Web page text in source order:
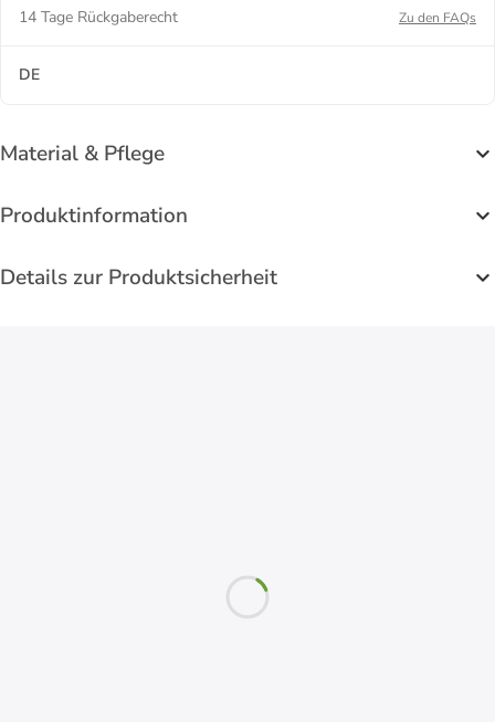
14 Tage Rückgaberecht
Zu den FAQs
DE
Material & Pflege
Produktinformation
Details zur Produktsicherheit